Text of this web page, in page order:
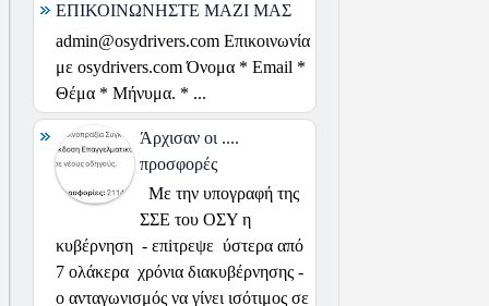
ΕΠΙΚΟΙΝΩΝΗΣΤΕ ΜΑΖΙ ΜΑΣ
admin@osydrivers.com Επικοινωνία
με osydrivers.com Όνομα * Email *
Θέμα * Μήνυμα. * ...
Άρχισαν οι ....
προσφορές
Με την υπογραφή της
ΣΣΕ του ΟΣΥ η
κυβέρνηση - επiτρεψε ύστερα από
7 ολάκερα χρόνια διακυβέρνησης -
ο ανταγωνισμός να γίνει ισότιμος σε